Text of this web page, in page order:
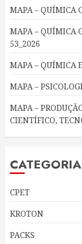
MAPA – QUÍMICA
MAPA – QUÍMICA
53_2026
MAPA – QUÍMICA
MAPA –
MAPA –
CIENTÍFICO,
CPET
KROTON
PACKS